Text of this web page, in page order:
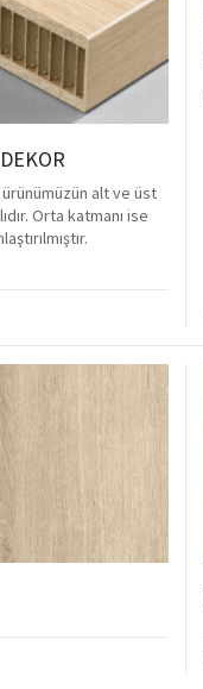
ürünümüzün alt ve üst
Orta katmanı ise